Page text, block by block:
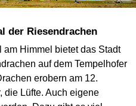
der Riesendrachen
Himmel bietet das Stadt
auf dem Tempelhofer
erobern am 12.
die Lüfte. Auch eigene